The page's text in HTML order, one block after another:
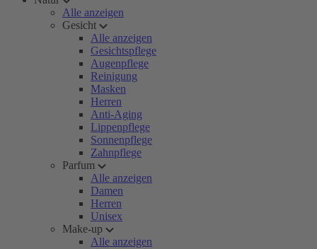
Alle anzeigen
Gesicht
Alle anzeigen
Gesichtspflege
Augenpflege
Reinigung
Masken
Herren
Anti-Aging
Lippenpflege
Sonnenpflege
Zahnpflege
Parfum
Alle anzeigen
Damen
Herren
Unisex
Make-up
Alle anzeigen